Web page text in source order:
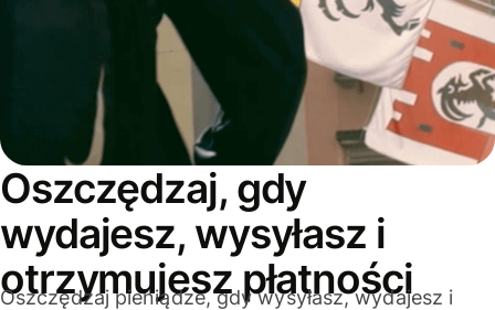
Oszczędzaj, gdy
wydajesz, wysyłasz i
otrzymujesz płatności
Oszczędzaj pieniądze, gdy wysyłasz, wydajesz i